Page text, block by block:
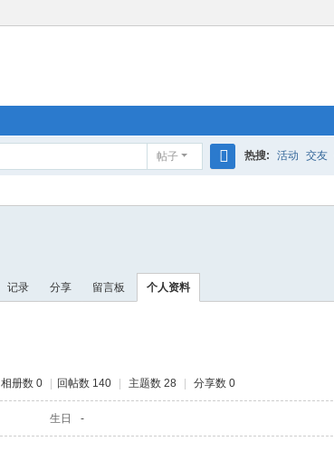
帖子
索
热搜: 活动 交友
记录 分享 留言板 个人资料
相册数 0 回帖数 140 主题数 28 分享数 0
生日 -